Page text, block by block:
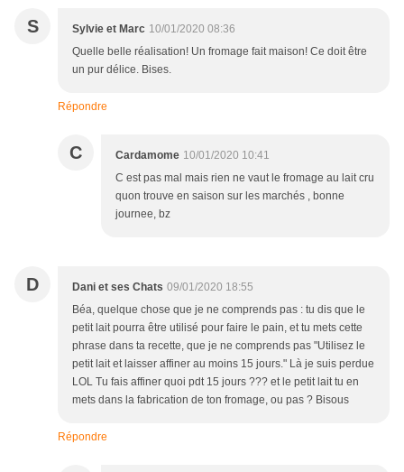
S Sylvie et Marc 10/01/2020 08:36
Quelle belle réalisation! Un fromage fait maison! Ce doit être
un pur délice. Bises.
Répondre
C Cardamome 10/01/2020 10:41
C est pas mal mais rien ne vaut le fromage au lait cru
quon trouve en saison sur les marchés , bonne
journee, bz
D Dani et ses Chats 09/01/2020 18:55
Béa, quelque chose que je ne comprends pas : tu dis que le
petit lait pourra être utilisé pour faire le pain, et tu mets cette
phrase dans ta recette, que je ne comprends pas "Utilisez le
petit lait et laisser affiner au moins 15 jours." Là je suis perdue
LOL Tu fais affiner quoi pdt 15 jours ??? et le petit lait tu en
mets dans la fabrication de ton fromage, ou pas ? Bisous
Répondre